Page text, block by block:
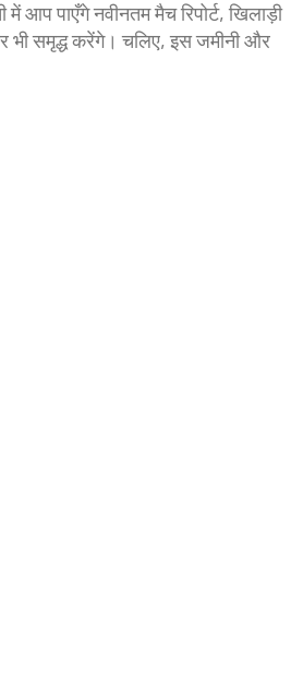
पाएँगे नवीनतम मैच रिपोर्ट, खिलाड़ी
समृद्ध करेंगे। चलिए, इस जमीनी और